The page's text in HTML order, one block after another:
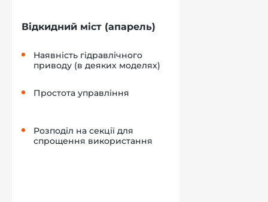
Відкидний міст (апарель)
Наявність гідравлічного
приводу (в деяких моделях)
Простота управління
Розподіл на секції для
спрощення використання